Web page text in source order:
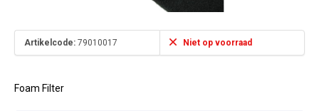
Artikelcode: 79010017 Niet op voorraad
Foam Filter